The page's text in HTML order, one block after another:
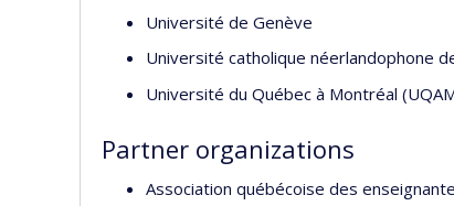
Université de Genève
Université catholique néerlandophone
Université du Québec à Montréal
Partner organizations
Association québécoise des